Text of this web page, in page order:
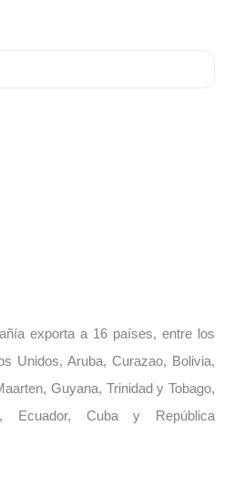
exporta a 16 países, entre los
Unidos, Aruba, Curazao, Bolivia,
Guyana, Trinidad y Tobago,
Ecuador, Cuba y República